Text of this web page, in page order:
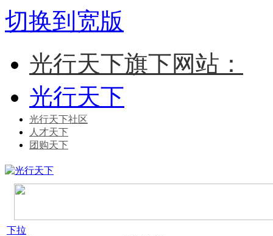
切换到宽版
光行天下旗下网站：
光行天下
光行天下社区
人才天下
团购天下
下拉